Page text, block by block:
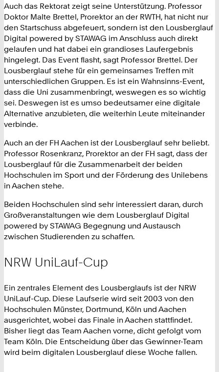
Auch das Rektorat zeigt seine Unterstützung. Professor
Doktor Malte Brettel, Prorektor an der RWTH, hat nicht nur
den Startschuss abgefeuert, sondern ist den Lousberglauf
Digital powered by STAWAG im Anschluss auch direkt
gelaufen und hat dabei ein grandioses Laufergebnis
hingelegt. Das Event flasht, sagt Professor Brettel. Der
Lousberglauf stehe für ein gemeinsames Treffen mit
unterschiedlichen Gruppen. Es ist ein Wahnsinns-Event,
dass die Uni zusammenbringt, weswegen es so wichtig
sei. Deswegen ist es umso bedeutsamer eine digitale
Alternative anzubieten, die weiterhin Leute miteinander
verbinde.
Auch an der FH Aachen ist der Lousberglauf sehr beliebt.
Professor Rosenkranz, Prorektor an der FH sagt, dass der
Lousberglauf für die Zusammenarbeit der beiden
Hochschulen im Sport und der Förderung des Unilebens
in Aachen stehe.
Beiden Hochschulen sind sehr interessiert daran, durch
Großveranstaltungen wie dem Lousberglauf Digital
powered by STAWAG Begegnung und Austausch
zwischen Studierenden zu schaffen.
NRW UniLauf-Cup
Ein zentrales Element des Lousberglaufs ist der NRW
UniLauf-Cup. Diese Laufserie wird seit 2003 von den
Hochschulen Münster, Dortmund, Köln und Aachen
ausgerichtet, wobei das Finale in Aachen stattfindet.
Bisher liegt das Team Aachen vorne, dicht gefolgt vom
Team Köln. Die Entscheidung über das Gewinner-Team
wird beim digitalen Lousberglauf diese Woche fallen.